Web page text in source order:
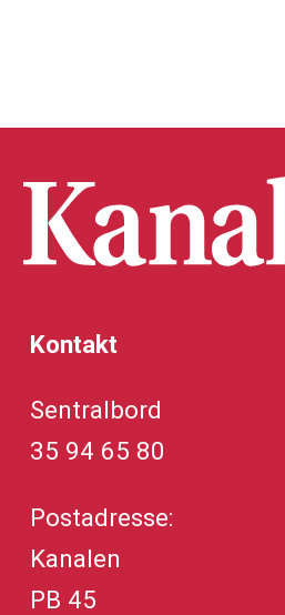
Kontakt
Sentralbord
35 94 65 80
Postadresse:
Kanalen
PB 45